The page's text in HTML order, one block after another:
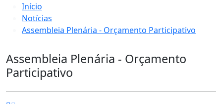
Início
Notícias
Assembleia Plenária - Orçamento Participativo
Assembleia Plenária - Orçamento
Participativo